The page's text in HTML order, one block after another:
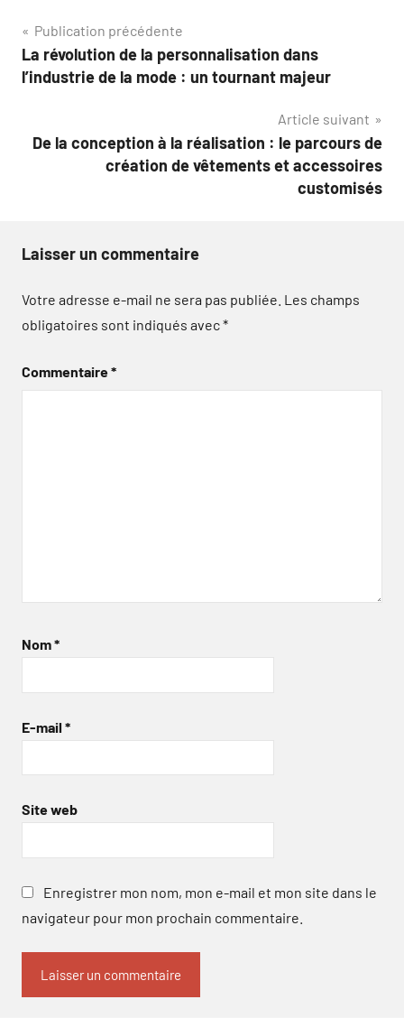
Navigation
de
Publication précédente
La révolution de la personnalisation dans
l’industrie de la mode : un tournant majeur
Article suivant
De la conception à la réalisation : le parcours de
création de vêtements et accessoires
customisés
Laisser un commentaire
Votre adresse e-mail ne sera pas publiée. Les champs
obligatoires sont indiqués avec*
Commentaire*
Nom*
E-mail *
Site web
Enregistrer mon nom, mon e-mail et mon site dans le
navigateur pour mon prochain commentaire.